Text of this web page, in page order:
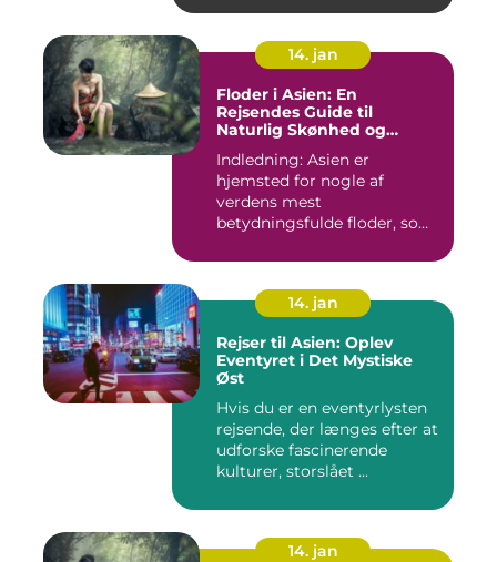
14. jan
Floder i Asien: En
Rejsendes Guide til
Naturlig Skønhed og
Indledning: Asien er
hjemsted for nogle af
verdens mest
betydningsfulde floder, som
14. jan
Rejser til Asien: Oplev
Eventyret i Det Mystiske
Øst
Hvis du er en eventyrlysten
rejsende, der længes efter at
udforske fascinerende
kulturer, storslået ...
14. jan